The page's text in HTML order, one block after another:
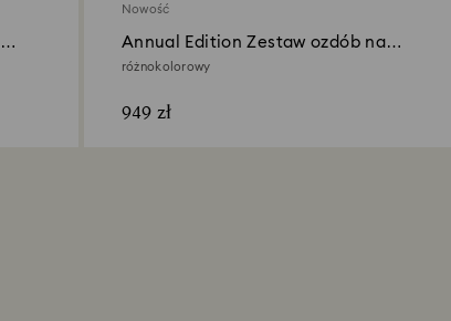
Nowość
Annual Edition Zestaw ozdób na
jubileusz 35-lecia 2026
różnokolorowy
949 zł